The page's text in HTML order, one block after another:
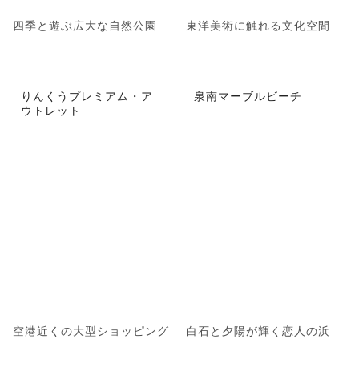
四季と遊ぶ広大な自然公園 東洋美術に触れる文化空間
りんくうプレミアム・ア
ウトレット
空港近くの大型ショッピング
泉南マーブルビーチ
白石と夕陽が輝く恋人の浜